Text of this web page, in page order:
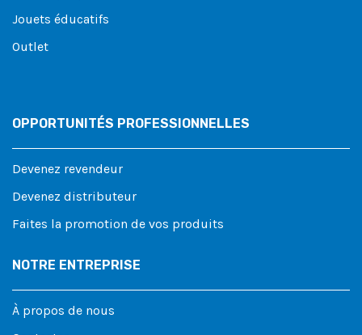
Jouets éducatifs
Outlet
OPPORTUNITÉS PROFESSIONNELLES
Devenez revendeur
Devenez distributeur
Faites la promotion de vos produits
NOTRE ENTREPRISE
À propos de nous